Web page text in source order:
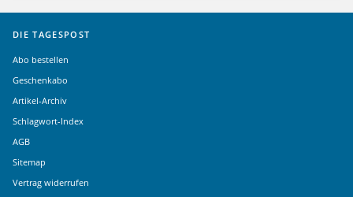
DIE TAGESPOST
Abo bestellen
Geschenkabo
Artikel-Archiv
Schlagwort-Index
AGB
Sitemap
Vertrag widerrufen